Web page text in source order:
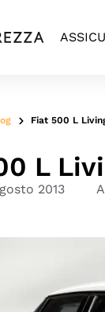
Fiat 500 L
L
2013